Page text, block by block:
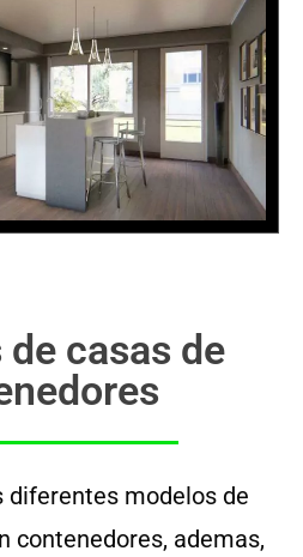
casas de
diferentes modelos de
contenedores, ademas,